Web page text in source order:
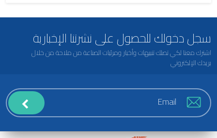
سجل دخولك للحصول على نشرتنا الإخبارية
اشترك معنا لكي تصلك تنبيهات وأخبار ومرئيات الصناعة من ملاحة من خلال
بريدك الإلكتروني